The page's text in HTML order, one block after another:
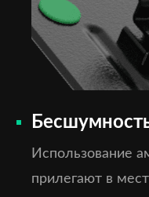
Использование
прилегают в